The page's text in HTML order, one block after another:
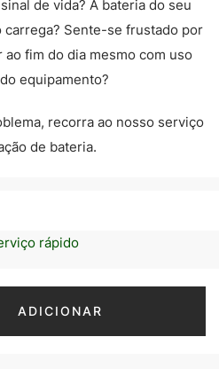
de vida? A bateria do seu
carrega? Sente-se frustado por
ao fim do dia mesmo com uso
equipamento?
recorra ao nosso serviço
de bateria.
rápido
ADICIONAR